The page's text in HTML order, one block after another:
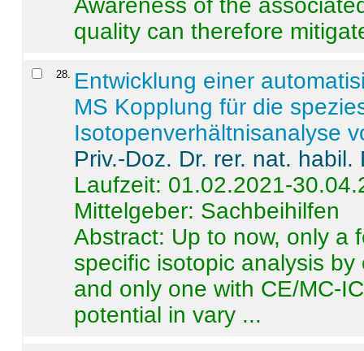
Awareness of the
quality can therefore
28. Entwicklung einer
MS Kopplung für die
Isotopenverhältnisanalyse
Priv.-Doz. Dr. rer. nat.
Laufzeit: 01.02.2021-
Mittelgeber: Sachbeihilfen
Abstract: Up to now, only a
specific isotopic analysis
and only one with CE/MC-
potential in vary ...